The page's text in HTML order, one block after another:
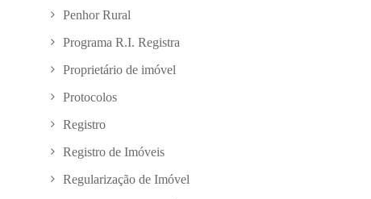
Penhor Rural
Programa R.I. Registra
Proprietário de imóvel
Protocolos
Registro
Registro de Imóveis
Regularização de Imóvel